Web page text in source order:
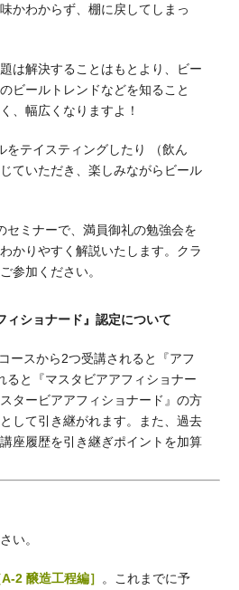
かわからず、棚に戻してしまっ
は解決することはもとより、ビー
ビールトレンドなどを知ること
、幅広くなりますよ！
をテイスティングしたり （飲ん
ていただき、楽しみながらビール
セミナーで、満員御礼の勉強会を
かりやすく解説いたします。クラ
参加ください。
ィショナード』認定について
ースから2つ受講されると『アフ
ると『マスタビアアフィショナー
タービアアフィショナード』の方
して引き継がれます。また、過去
座履歴を引き継ぎポイントを加算
い。
A-2 醸造工程編］
。これまでに予